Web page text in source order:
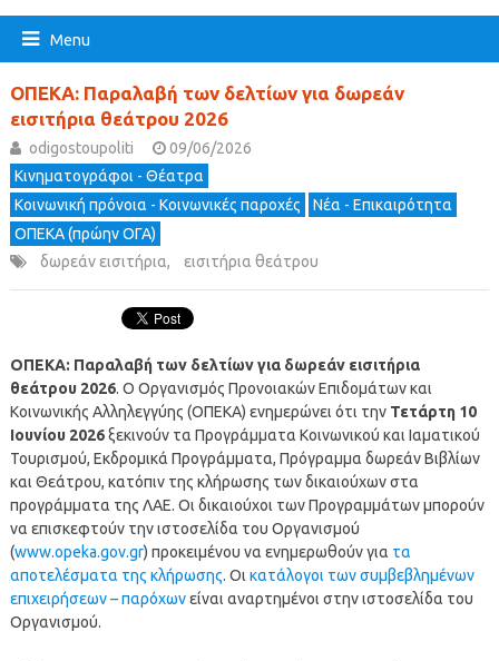
Menu
ΟΠΕΚΑ: Παραλαβή των δελτίων για δωρεάν
εισιτήρια θεάτρου 2026
odigostoupoliti
09/06/2026
Κινηματογράφοι - Θέατρα
Κοινωνική πρόνοια - Κοινωνικές παροχές
Νέα - Επικαιρότητα
ΟΠΕΚΑ (πρώην ΟΓΑ)
δωρεάν εισιτήρια, εισιτήρια θεάτρου
ΟΠΕΚΑ: Παραλαβή των δελτίων για δωρεάν εισιτήρια
θεάτρου 2026. Ο Οργανισμός Προνοιακών Επιδομάτων και
Κοινωνικής Αλληλεγγύης (ΟΠΕΚΑ) ενημερώνει ότι την Τετάρτη 10
Ιουνίου 2026ξεκινούν τα Προγράμματα Κοινωνικού και Ιαματικού
Τουρισμού, Εκδρομικά Προγράμματα, Πρόγραμμα δωρεάν Βιβλίων
και Θεάτρου, κατόπιν της κλήρωσης των δικαιούχων στα
προγράμματα της ΛΑΕ. Οι δικαιούχοι των Προγραμμάτων μπορούν
να επισκεφτούν την ιστοσελίδα του Οργανισμού
(www.opeka.gov.gr) προκειμένου να ενημερωθούν για τα
αποτελέσματα της κλήρωσης. Οι κατάλογοι των συμβεβλημένων
επιχειρήσεων – παρόχωνείναι αναρτημένοι στην ιστοσελίδα του
Οργανισμού.